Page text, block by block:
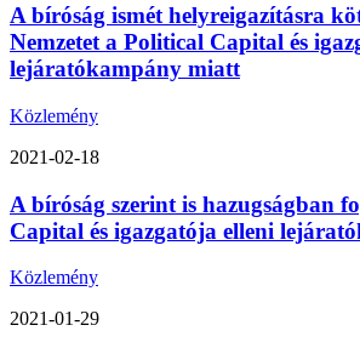
A bíróság ismét helyreigazításra
Nemzetet a Political Capital és
lejáratókampány miatt
Közlemény
2021-02-18
A bíróság szerint is hazugságban
Capital és igazgatója elleni
Közlemény
2021-01-29